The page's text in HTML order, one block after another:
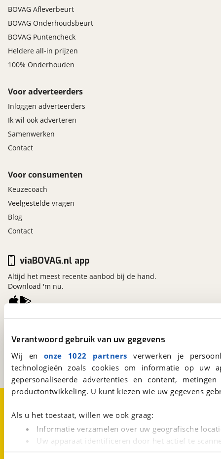
Verantwoord gebruik van uw gegevens
Wij en onze 1022 partners verwerken je
technologieën zoals cookies om informatie op
gepersonaliseerde advertenties en content,
productontwikkeling. U kunt kiezen wie uw gegevens
Als u het toestaat, willen we ook graag:
Informatie verzamelen over uw geografische
Uw apparaat identificeren door het actief te
Lees meer over hoe uw persoonlijke gegevens worden
BOVAG Afleverbeurt
BOVAG Onderhoudsbeurt
BOVAG Puntencheck
Heldere all-in prijzen
100% Onderhouden
Voor adverteerders
Inloggen adverteerders
Ik wil ook adverteren
Samenwerken
Contact
Voor consumenten
Keuzecoach
Veelgestelde vragen
Blog
Contact
Kosterijland15
Bunnik
Een initiatief van
BOVAG
viaBOVAG.nl app
Altijd het meest recente aanbod bij de hand.
Download 'm nu.
Over viaBOVAG.nl
Disclaimer- en Privacyverklaring